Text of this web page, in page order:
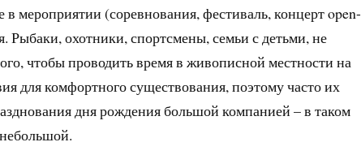
мероприятии (соревнования, фестиваль, концерт open-
Рыбаки, охотники, спортсмены, семьи с детьми, не
чтобы проводить время в живописной местности на
для комфортного существования, поэтому часто их
дня рождения большой компанией – в таком